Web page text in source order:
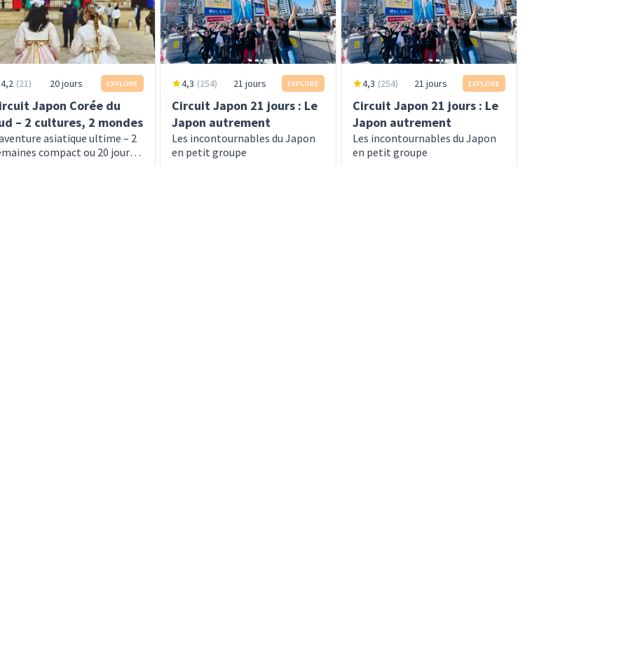
4,2 (21) 20 jours EXPLORE
Japon Corée du
– 2 cultures, 2 mondes
asiatique ultime – 2
compact ou 20 jours
4,3 (254) 21 jours EXPLORE
Circuit Japon 21 jours : Le
Japon autrement
Les incontournables du Japon
en petit groupe
4,3 (254) 21 jours EXPLORE
Circuit Japon 21 jours : Le
Japon autrement
Les incontournables du Japon
en petit groupe